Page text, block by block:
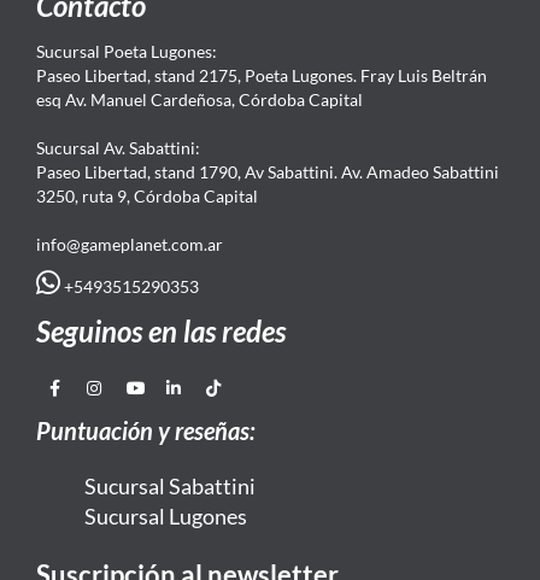
Sucursal Poeta Lugones:
Paseo Libertad, stand 2175, Poeta Lugones. Fray Luis Beltrán
esq Av. Manuel Cardeñosa, Córdoba Capital
Sucursal Av. Sabattini:
Paseo Libertad, stand 1790, Av Sabattini. Av. Amadeo Sabattini
3250, ruta 9, Córdoba Capital
info@gameplanet.com.ar
+5493515290353
Seguinos en las redes
Puntuación y reseñas:
Sucursal Sabattini
Sucursal Lugones